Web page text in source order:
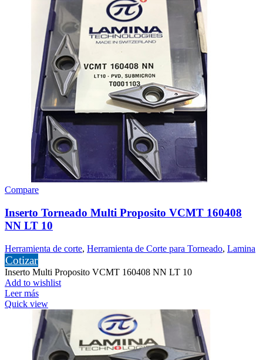
Compare
Inserto Torneado Multi Proposito VCMT 160408
NN LT 10
Herramienta de corte, Herramienta de Corte para Torneado, Lamina
Cotizar
Inserto Multi Proposito VCMT 160408 NN LT 10
Add to wishlist
Leer más
Quick view